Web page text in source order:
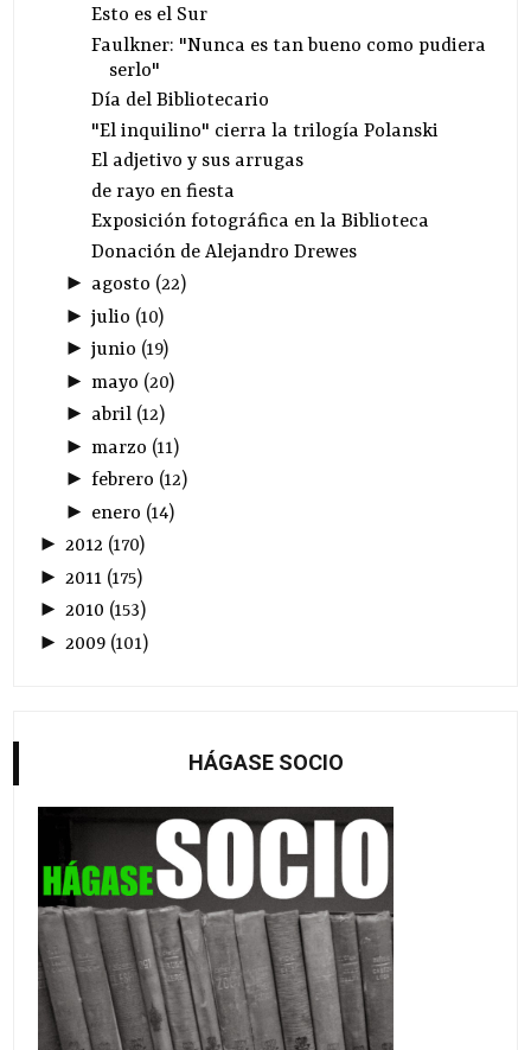
Esto es el Sur
Faulkner: "Nunca es tan bueno como pudiera
serlo"
Día del Bibliotecario
"El inquilino" cierra la trilogía Polanski
El adjetivo y sus arrugas
de rayo en fiesta
Exposición fotográfica en la Biblioteca
Donación de Alejandro Drewes
► agosto (22)
► julio (10)
► junio (19)
► mayo (20)
► abril(12)
► marzo (11)
► febrero (12)
► enero (14)
►2012 (170)
► 2011 (175)
►2010 (153)
► 2009 (101)
HÁGASE SOCIO